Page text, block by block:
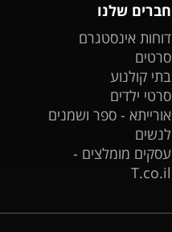
חברים שלנו
דוחות אינסטגרם
סרטים
בתי קולנוע
סרטי ילדים
אורייתא - ספר ושמנים
לנשים
עסקים מומלצים -
T.co.il